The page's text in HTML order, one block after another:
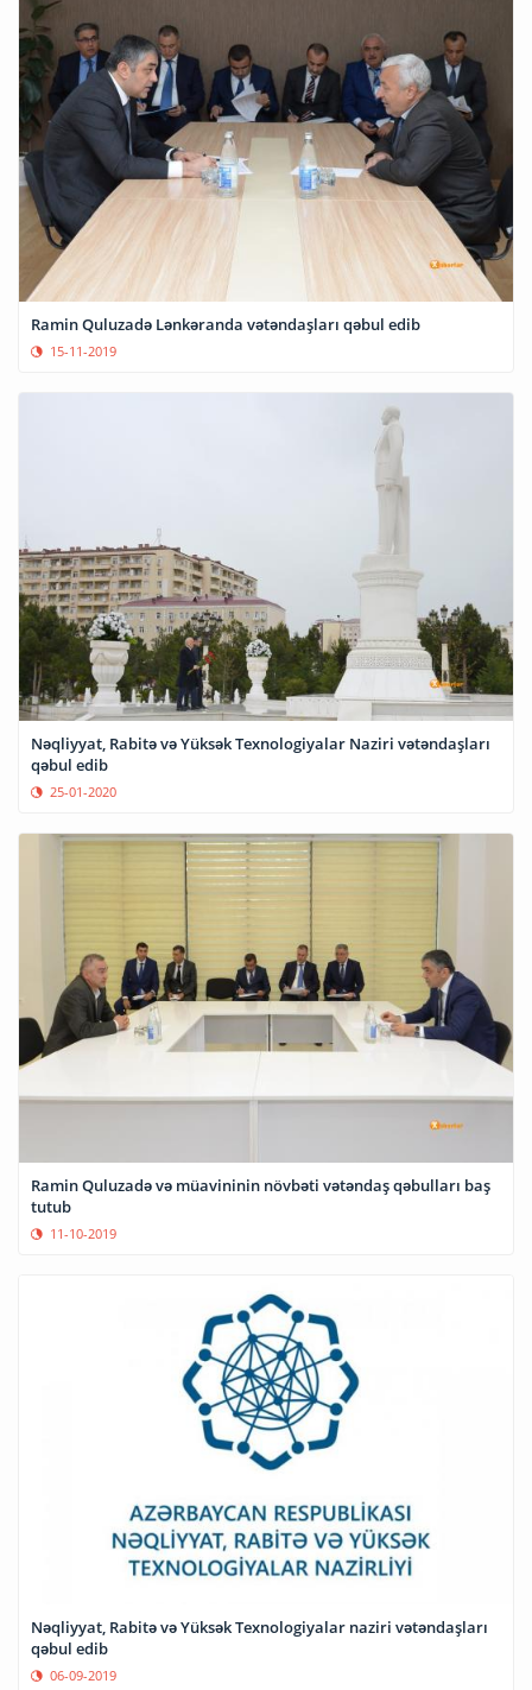
Ramin Quluzadə Lənkəranda vətəndaşları qəbul edib
15-11-2019
Nəqliyyat, Rabitə və Yüksək Texnologiyalar Naziri vətəndaşları
qəbul edib
25-01-2020
Ramin Quluzadə və müavininin növbəti vətəndaş qəbulları baş
tutub
11-10-2019
Nəqliyyat, Rabitə və Yüksək Texnologiyalar naziri vətəndaşları
qəbul edib
06-09-2019